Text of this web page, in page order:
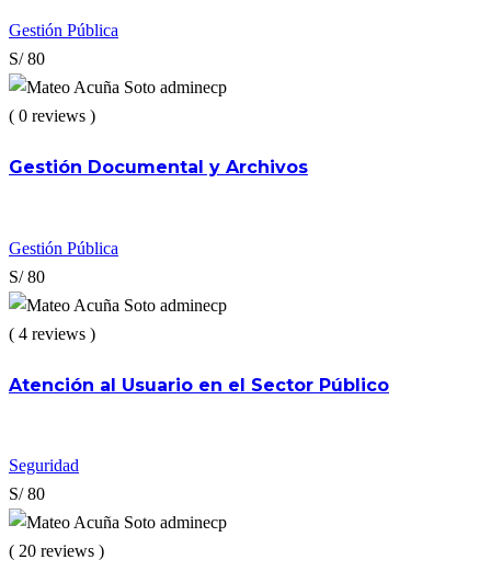
Gestión Pública
S/ 80
adminecp
( 0 reviews )
Gestión Documental y Archivos
Gestión Pública
S/ 80
adminecp
( 4 reviews )
Atención al Usuario en el Sector Público
Seguridad
S/ 80
adminecp
( 20 reviews )